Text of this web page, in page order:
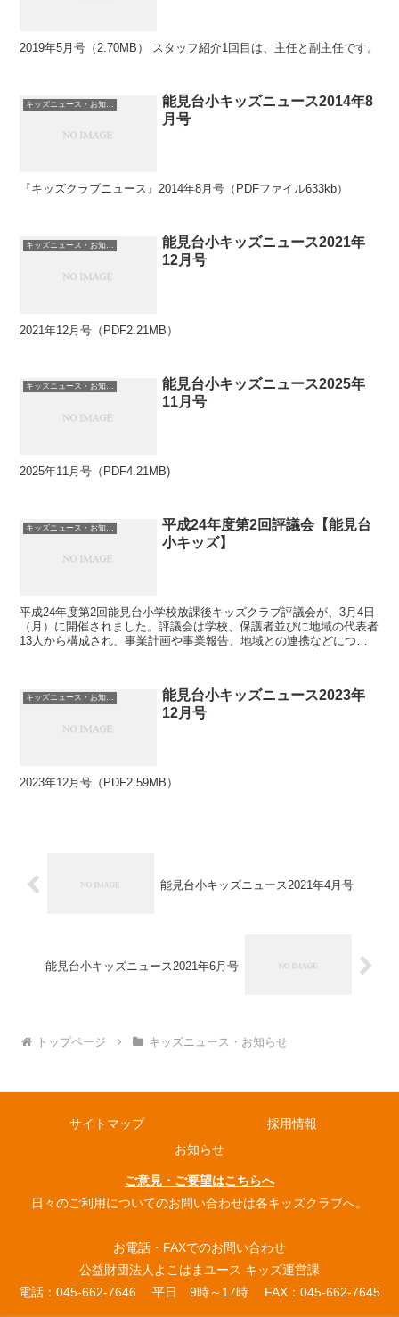
2019年5月号（2.70MB） スタッフ紹介1回目は、主任と副主任です。
能見台小キッズニュース2014年8
月号
『キッズクラブニュース』2014年8月号（PDFファイル633kb）
能見台小キッズニュース2021年
12月号
2021年12月号（PDF2.21MB）
キッズニュース・お知らせ
能見台小キッズニュース2025年
11月号
2025年11月号（PDF4.21MB)
平成24年度第2回評議会【能見台
小キッズ】
平成24年度第2回能見台小学校放課後キッズクラブ評議会が、3月4日
（月）に開催されました。評議会は学校、保護者並びに地域の代表者
13人から構成され、事業計画や事業報告、地域との連携などについ
キッズニュース・お知らせ
能見台小キッズニュース2023年
12月号
2023年12月号（PDF2.59MB）
能見台小キッズニュース2021年4月号
能見台小キッズニュース2021年6月号
トップページ キッズニュース・お知らせ
サイトマップ
採用情報
お知らせ
ご意見・ご要望はこちらへ
日々のご利用についてのお問い合わせは各キッズクラブへ。
お電話・FAXでのお問い合わせ
公益財団法人よこはまユース キッズ運営課
電話：045-662-7646 平日 9時～17時 FAX：045-662-7645